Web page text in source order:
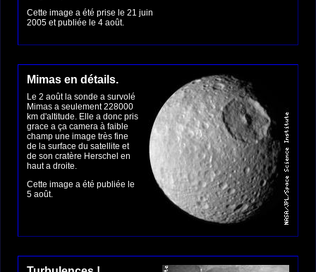
Cette image a été prise le 21 juin
2005 et publiée le 4 août.
Mimas en détails.
Le 2 août la sonde a survolé
Mimas a seulement 228000
km d'altitude. Elle a donc pris
grace a ça camera à faible
champ une image très fine
de la surface du satellite et
de son cratère Herschel en
haut a droite.
Cette image a été publiée le
5 août.